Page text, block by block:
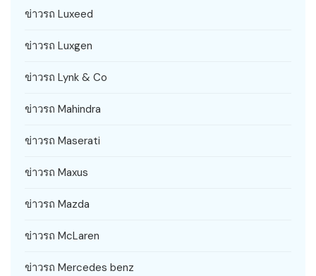
ข่าวรถ Luxeed
ข่าวรถ Luxgen
ข่าวรถ Lynk & Co
ข่าวรถ Mahindra
ข่าวรถ Maserati
ข่าวรถ Maxus
ข่าวรถ Mazda
ข่าวรถ McLaren
ข่าวรถ Mercedes benz